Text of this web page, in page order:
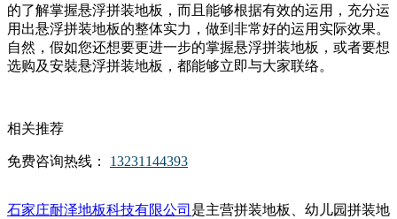
的了解掌握悬浮拼装地板，而且能够根据有效的运用，充分运
用出悬浮拼装地板的整体实力，做到非常好的运用实际效果。
自然，假如您还想要更进一步的掌握悬浮拼装地板，或者要想
选购及安裝悬浮拼装地板，都能够立即与大家联络。
相关推荐
免费咨询热线： 13231144393
石家庄耐泽地板科技有限公司 是主营拼装地板、幼儿园拼装地